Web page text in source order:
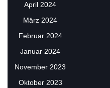
April 2024
März 2024
Februar 2024
Januar 2024
November 2023
Oktober 2023